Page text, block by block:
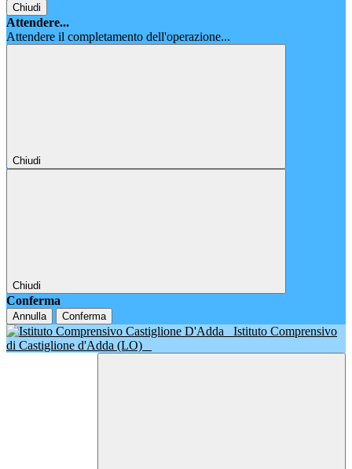
Chiudi
Attendere...
Attendere il completamento dell'operazione...
Chiudi
Chiudi
Conferma
Annulla Conferma
Istituto Comprensivo
di Castiglione d'Adda (LO)